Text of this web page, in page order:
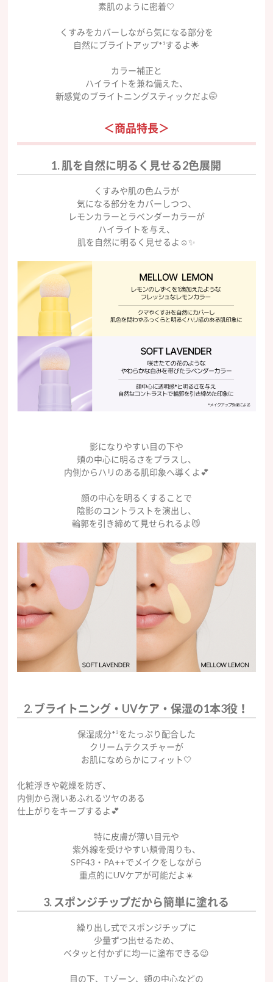
素肌のように密着🤍
くすみをカバーしながら気になる部分を
自然にブライトアップ*¹するよ🌟
カラー補正と
ハイライトを兼ね備えた、
新感覚のブライトニングスティックだよ🤭
＜商品特長＞
1. 肌を自然に明るく見せる2色展開
くすみや肌の色ムラが
気になる部分をカバーしつつ、
レモンカラーとラベンダーカラーが
ハイライトを与え、
肌を自然に明るく見せるよ☺️✨
影になりやすい目の下や
頬の中心に明るさをプラスし、
内側からハリのある肌印象へ導くよ💕
顔の中心を明るくすることで
陰影のコントラストを演出し、
輪郭を引き締めて見せられるよ😼
2. ブライトニング・UVケア・保湿の1本3役！
保湿成分*³をたっぷり配合した
クリームテクスチャーが
お肌になめらかにフィット🤍
化粧浮きや乾燥を防ぎ、
内側から潤いあふれるツヤのある
仕上がりをキープするよ💕
特に皮膚が薄い目元や
紫外線を受けやすい頬骨周りも、
SPF43・PA++でメイクをしながら
重点的にUVケアが可能だよ☀️
3. スポンジチップだから簡単に塗れる
繰り出し式でスポンジチップに
少量ずつ出せるため、
ベタッと付かずに均一に塗布できる😉
目の下、Tゾーン、頬の中心などの